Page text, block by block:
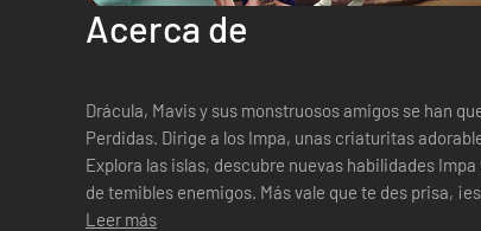
Acerca de
Drácula, Mavis y sus monstruosos amigos se han
Perdidas. Dirige a los Impa, unas criaturitas
Explora las islas, descubre nuevas habilidades
de temibles enemigos. Más vale que te des prisa,
Leer más